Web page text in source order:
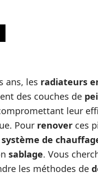
ans, les radiateurs
des couches de
leur
Pour renover ces
système de
sablage. Vous
les méthodes de